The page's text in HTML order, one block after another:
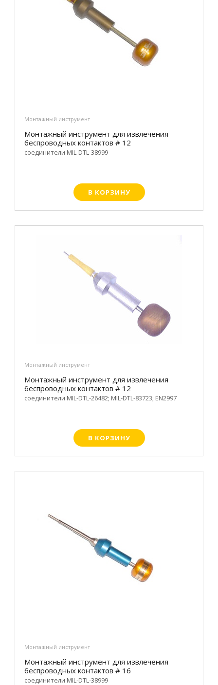
Монтажный инструмент
Монтажный инструмент для извлечения
беспроводных контактов # 12
соединители MIL-DTL-38999
В КОРЗИНУ
Монтажный инструмент
Монтажный инструмент для извлечения
беспроводных контактов # 12
соединители MIL-DTL-26482; MIL-DTL-83723; EN2997
В КОРЗИНУ
Монтажный инструмент
Монтажный инструмент для извлечения
беспроводных контактов # 16
соединители MIL-DTL-38999